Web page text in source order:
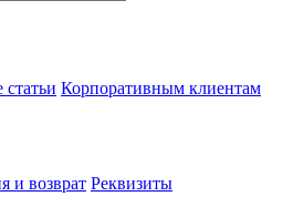
Корпоративным клиентам
и возврат Реквизиты